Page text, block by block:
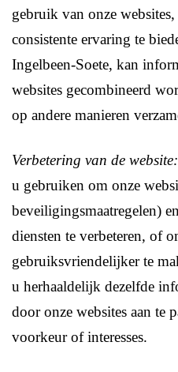
gebruik van onze
consistente ervaring te
Ingelbeen-Soete, kan
websites gecombineerd
op andere manieren
Verbetering van de website:
u gebruiken om onze
beveiligingsmaatregelen)
diensten te verbeteren, of
gebruiksvriendelijker te
u herhaaldelijk dezelfde
door onze websites aan te
voorkeur of interesses.